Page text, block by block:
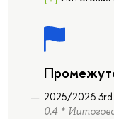
2025/2026
0.4 *